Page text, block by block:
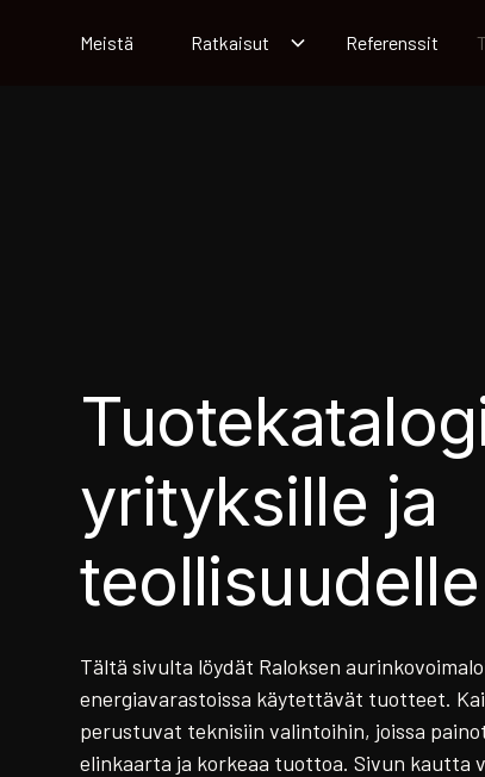
Meistä Ratkaisut Referenssit
yrityksille ja
teollisuudelle
Tältä sivulta löydät Raloksen
energiavarastoissa käytettävät tuotteet.
perustuvat teknisiin valintoihin, joissa
elinkaarta ja korkeaa tuottoa. Sivun